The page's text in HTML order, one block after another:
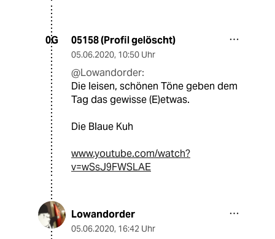
0G 05158 (Profil gelöscht)
05.06.2020, 10:50 Uhr
@Lowandorder:
Die leisen, schönen Töne geben dem
Tag das gewisse (E)etwas.
Die Blaue Kuh
www.youtube.com/watch?
v=wSsJ9FWSLAE
Lowandorder
05.06.2020, 16:42 Uhr